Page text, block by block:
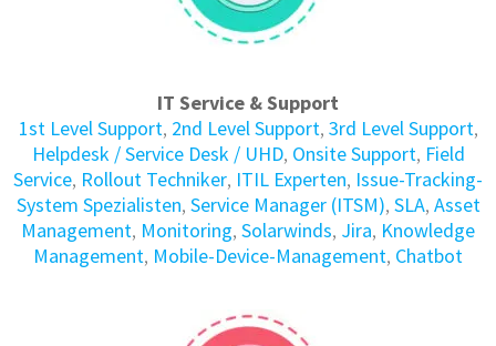
IT Service & Support
1st Level Support, 2nd Level Support, 3rd Level Support,
Helpdesk / Service Desk / UHD, Onsite Support, Field
Service, Rollout Techniker, ITIL Experten, Issue-Tracking-
System Spezialisten, Service Manager (ITSM), SLA, Asset
Management, Monitoring, Solarwinds, Jira, Knowledge
Management, Mobile-Device-Management, Chatbot